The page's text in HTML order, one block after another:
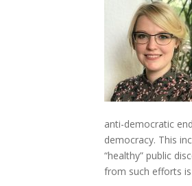
anti-democratic
democracy. This
“healthy” public
from such efforts is